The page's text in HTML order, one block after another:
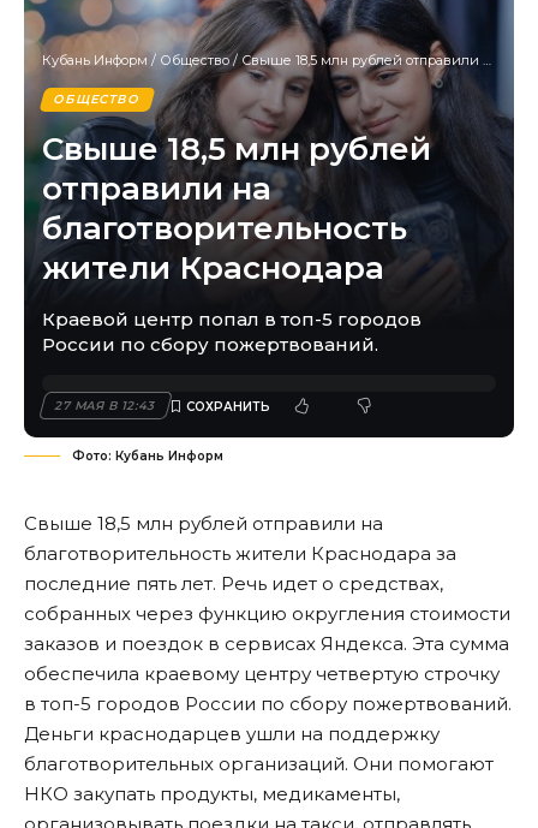
Кубань Информ / Общество/ Свыше 18,5 млн рублей отправили на благотворительность жители Краснодара
ОБЩЕСТВО
Свыше 18,5 млн рублей
отправили на
благотворительность
жители Краснодара
Краевой центр попал в топ-5 городов
России по сбору пожертвований.
27 МАЯ В 12:43
Фото: Кубань Информ
Свыше 18,5 млн рублей отправили на
благотворительность жители Краснодара за
последние пять лет. Речь идет о средствах,
собранных через функцию округления стоимости
заказов и поездок в сервисах Яндекса. Эта сумма
обеспечила краевому центру четвертую строчку
в топ-5 городов России по сбору пожертвований.
Деньги краснодарцев ушли на поддержку
благотворительных организаций. Они помогают
НКО закупать продукты, медикаменты,